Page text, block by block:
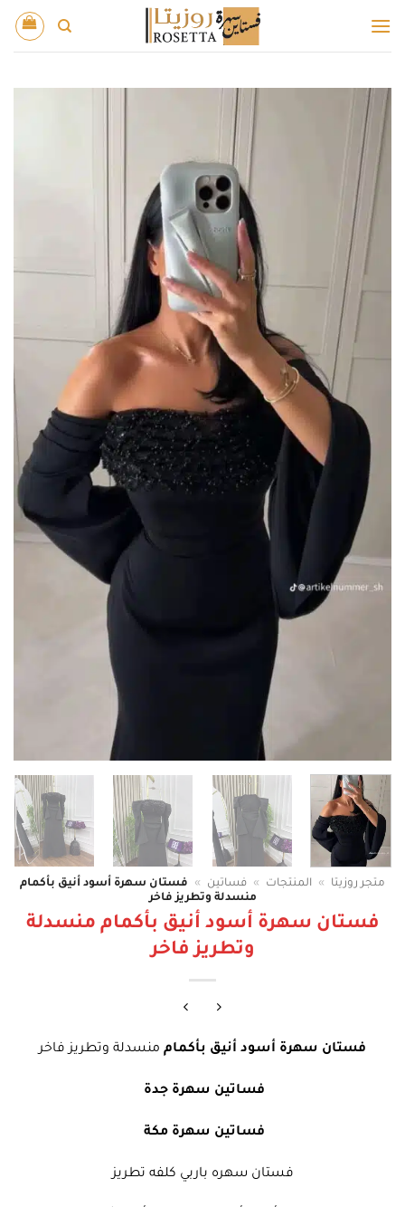
للمحتوى
متجر روزيتا » المنتجات » فساتين »
فستان سهرة أسود أنيق بأكمام
منسدلة وتطريز فاخر
فستان سهرة أسود أنيق بأكمام منسدلة
وتطريز فاخر
فستان سهرة أسود أنيق بأكمام منسدلة وتطريز فاخر
فساتين سهرة جدة
فساتين سهرة مكة
فستان سهره باربي كلفه تطريز